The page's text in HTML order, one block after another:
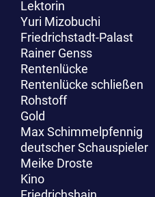
Lektorin
Yuri Mizobuchi
Friedrichstadt-Palast
Rainer Genss
Rentenlücke
Rentenlücke schließen
Rohstoff
Gold
Max Schimmelpfennig
deutscher Schauspieler
Meike Droste
Kino